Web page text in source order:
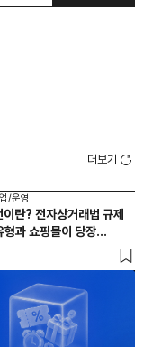
더보기
/운영
이란? 전자상거래법 규제
형과 쇼핑몰이 당장
것